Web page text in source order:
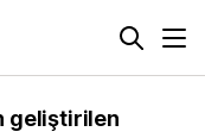
geliştirilen